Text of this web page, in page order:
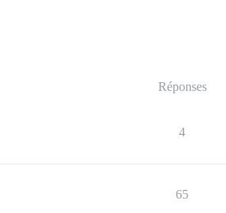
Réponses
4
65